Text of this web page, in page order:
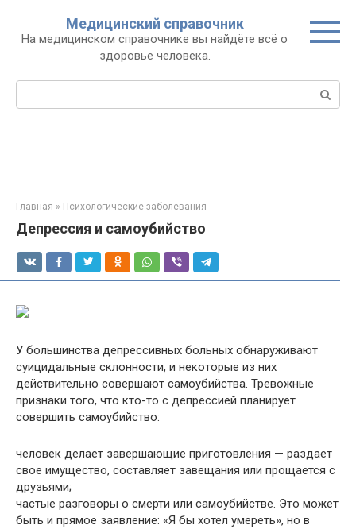
контенту
Медицинский справочник
На медицинском справочнике вы найдёте всё о
здоровье человека.
Главная » Психологические заболевания
Депрессия и самоубийство
У большинства депрессивных больных обнаруживают
суицидальные склонности, и некоторые из них
действительно совершают самоубийства. Тревожные
признаки того, что кто-то с депрессией планирует
совершить самоубийство:
человек делает завершающие приготовления — раздает
свое имущество, составляет завещания или прощается с
друзьями;
частые разговоры о смерти или самоубийстве. Это может
быть и прямое заявление: «Я бы хотел умереть», но в